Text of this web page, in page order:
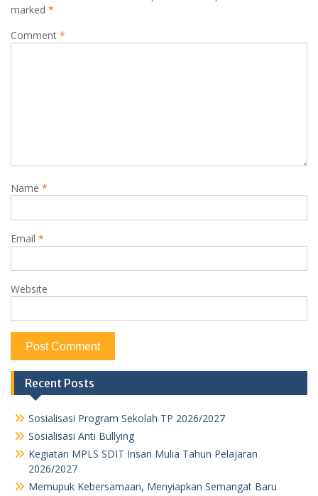
marked *
Comment *
Name *
Email *
Website
Recent Posts
Sosialisasi Program Sekolah TP 2026/2027
Sosialisasi Anti Bullying
Kegiatan MPLS SDIT Insan Mulia Tahun Pelajaran
2026/2027
Memupuk Kebersamaan, Menyiapkan Semangat Baru